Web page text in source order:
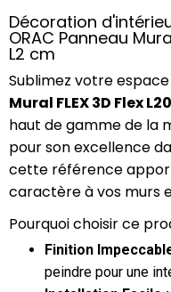
Décoration
ORAC Panneau
L2 cm
Sublimez votre
Mural FLEX 3D Flex
haut de gamme de la
pour son excellence
cette référence
caractère à vos murs
Pourquoi choisir ce
Finition
peindre pour une